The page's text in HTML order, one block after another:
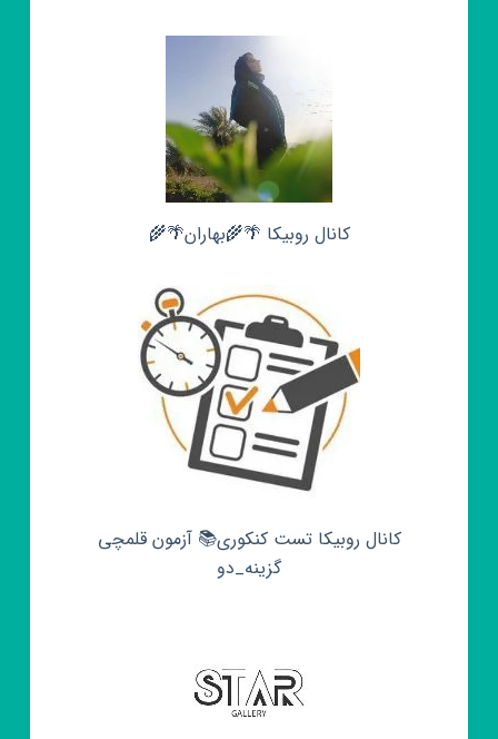
کانال روبیکا 🌴🌾بهاران🌴🌾
کانال روبیکا تست کنکوری📚 آزمون قلمچی‌‌
گزینه_دو